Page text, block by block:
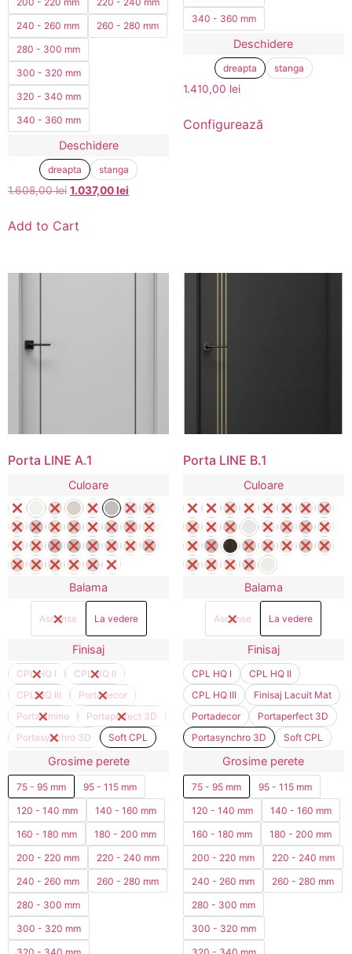
240 - 260 mm
260 - 280 mm
280 - 300 mm
300 - 320 mm
320 - 340 mm
340 - 360 mm
Deschidere
dreapta stanga
1.608,00lei 1.037,00lei
Add to Cart
340 - 360 mm
Deschidere
dreapta stanga
1.410,00 lei
Configurează
Porta LINE A.1
Culoare
Balama
Ascunse La vedere
Finisaj
CPL HQ I
CPL HQ II
CPL HQ III
Portadecor
Portalamino
Portaperfect 3D
Portasynchro 3D
Soft CPL
Grosime perete
75 - 95 mm
95 - 115 mm
120 - 140 mm
140 - 160 mm
160 - 180 mm
180 - 200 mm
200 - 220 mm
220 - 240 mm
240 - 260 mm
260 - 280 mm
280 - 300 mm
300 - 320 mm
Porta LINE B.1
Culoare
Balama
Ascunse La vedere
Finisaj
CPL HQ I
CPL HQ II
CPL HQ III
Finisaj Lacuit Mat
Portadecor
Portaperfect 3D
Portasynchro 3D
Soft CPL
Grosime perete
75 - 95 mm
95 - 115 mm
120 - 140 mm
140 - 160 mm
160 - 180 mm
180 - 200 mm
200 - 220 mm
220 - 240 mm
240 - 260 mm
260 - 280 mm
280 - 300 mm
300 - 320 mm